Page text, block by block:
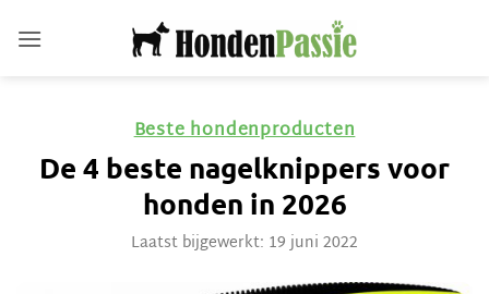
naar
Beste hondenproducten
De 4 beste nagelknippers voor
honden in 2026
Laatst bijgewerkt: 19 juni 2022